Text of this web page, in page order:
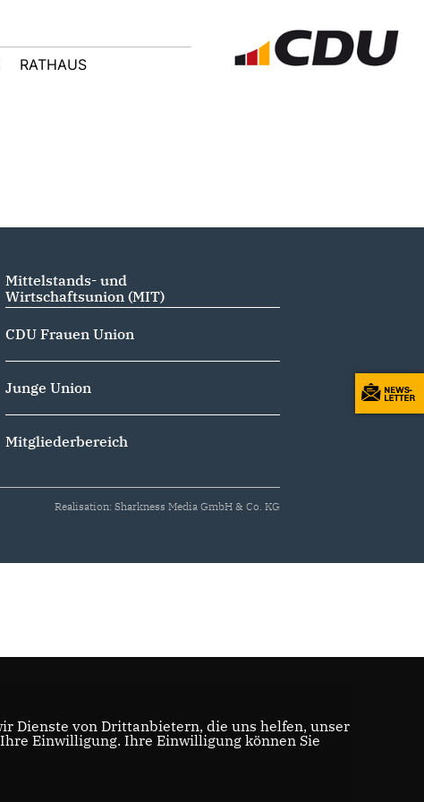
RATHAUS
Mittelstands- und
Wirtschaftsunion (MIT)
CDU Frauen Union
Junge Union
Mitgliederbereich
Realisation: Sharkness Media GmbH & Co. KG
Dienste von Drittanbietern, die uns helfen, unser
Einwilligung. Ihre Einwilligung können Sie